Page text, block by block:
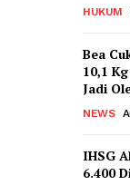
HUKUM
Bea
10,1
Jadi
NEWS
IHSG
6.400